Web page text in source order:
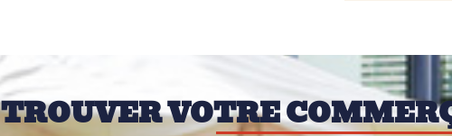
TROUVER VOTRE